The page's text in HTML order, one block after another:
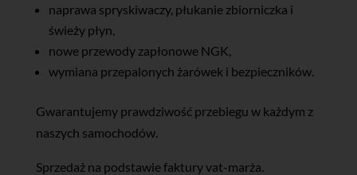
naprawa spryskiwaczy, płukanie zbiorniczka i
świeży płyn,
nowe przewody zapłonowe NGK,
wymiana przepalonych żarówek i bezpieczników.
Gwarantujemy prawdziwość przebiegu w każdym z
naszych samochodów.
Sprzedaż na podstawie faktury vat-marża.